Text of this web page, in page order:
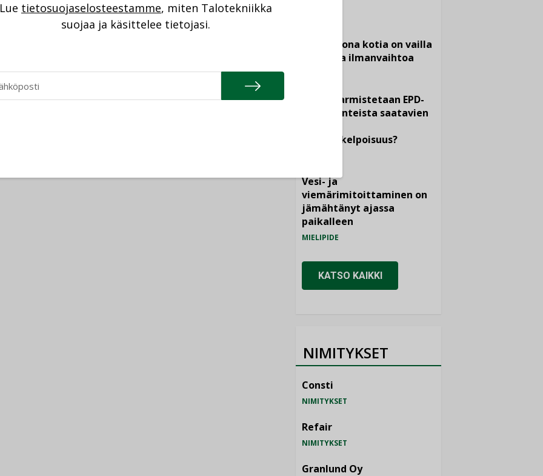
Yli miljoona kotia on vailla
toimivaa ilmanvaihtoa
Miten varmistetaan EPD-
dokumenteista saatavien
vertailukelpoisuus?
Vesi- ja
viemärimitoittaminen on
jämähtänyt ajassa
paikalleen
MIELIPIDE
KATSO KAIKKI
NIMITYKSET
Consti
NIMITYKSET
Refair
NIMITYKSET
Granlund Oy
Lue tietosuojaselosteestamme, miten Talotekniikka
suojaa ja käsittelee tietojasi.